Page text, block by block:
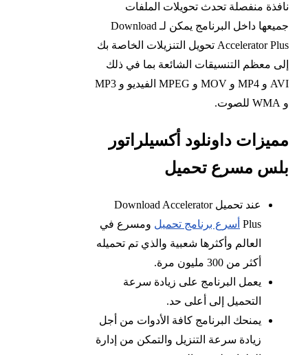
نافذة منفصلة تحدث تحويلات الملفات
جميعها داخل البرنامج يمكن لـ Download
Accelerator Plus تحويل التنزيلات الخاصة بك
إلى معظم التنسيقات الشائعة بما في ذلك
AVI و MP4 و MOV و MPEG الفيديو و MP3
و WMA للصوت.
مميزات داونلود أكسيلراتور
بلس مسرع تحميل
عند تحميل Download Accelerator
Plus أسرع برنامج تحميل ومسرع في
العالم وأكثرها شعبية والذي تم تحميله
أكثر من 300 مليون مرة.
يعمل البرنامج على زيادة سرعة
التحميل إلى أعلى حد.
يمنحك البرنامج كافة الأدوات من أجل
زيادة سرعة التنزيل والتمكن من إدارة